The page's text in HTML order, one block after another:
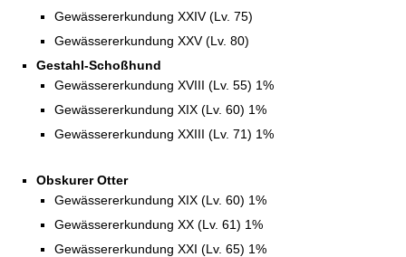
Gewässererkundung XXIV (Lv. 75)
Gewässererkundung XXV (Lv. 80)
Gestahl-Schoßhund
Gewässererkundung XVIII (Lv. 55) 1%
Gewässererkundung XIX (Lv. 60) 1%
Gewässererkundung XXIII (Lv. 71) 1%
Obskurer Otter
Gewässererkundung XIX (Lv. 60) 1%
Gewässererkundung XX (Lv. 61) 1%
Gewässererkundung XXI (Lv. 65) 1%